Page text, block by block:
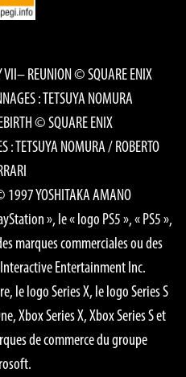
VII– REUNION © SQUARE ENIX
: TETSUYA NOMURA
© SQUARE ENIX
: TETSUYA NOMURA / ROBERTO
1997 YOSHITAKA AMANO
», le « logo PS5 », « PS5 »,
marques commerciales ou des
Entertainment Inc.
le logo Series X, le logo Series S
Xbox Series X, Xbox Series S et
de commerce du groupe